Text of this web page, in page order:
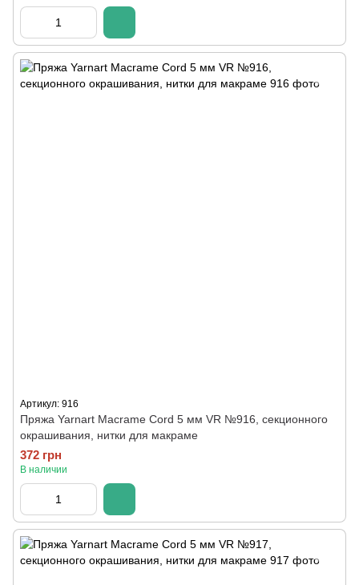
Артикул: 916
Пряжа Yarnart Macrame Cord 5 мм VR №916, секционного
окрашивания, нитки для макраме
372 грн
В наличии